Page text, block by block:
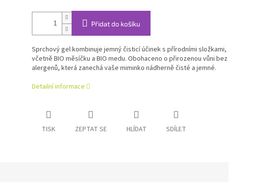
Přidat do košíku
Sprchový gel kombinuje jemný čisticí účinek s přírodními složkami,
včetně BIO měsíčku a BIO medu. Obohaceno o přirozenou vůni bez
alergenů, která zanechá vaše miminko nádherně čisté a jemné.
Detailní informace
TISK ZEPTAT SE HLÍDAT SDÍLET